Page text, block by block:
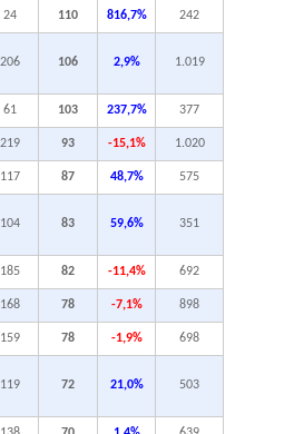
24 110 816,7% 242
206 106 2,9% 1.019
61 103 237,7% 377
219 93 -15,1% 1.020
117 87 48,7% 575
104 83 59,6% 351
185 82 -11,4% 692
168 78 -7,1% 898
159 78 -1,9% 698
119 72 21,0% 503